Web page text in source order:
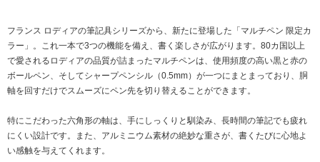
フランス ロディアの筆記具シリーズから、新たに登場した「マルチペン 限定カ
ラー」。これ一本で3つの機能を備え、書く楽しさが広がります。80カ国以上
で愛されるロディアの品質が詰まったマルチペンは、使用頻度の高い黒と赤の
ボールペン、そしてシャープペンシル（0.5mm）が一つにまとまっており、胴
軸を回すだけでスムーズにペン先を切り替えることができます。
特にこだわった六角形の軸は、手にしっくりと馴染み、長時間の筆記でも疲れ
にくい設計です。また、アルミニウム素材の絶妙な重さが、書くたびに心地よ
い感触を与えてくれます。